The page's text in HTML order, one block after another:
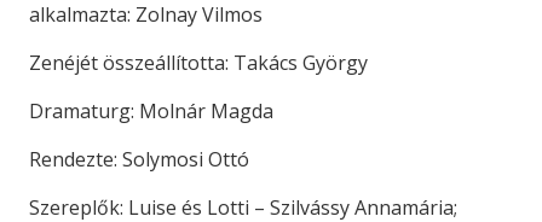
alkalmazta: Zolnay Vilmos
Zenéjét összeállította: Takács György
Dramaturg: Molnár Magda
Rendezte: Solymosi Ottó
Szereplők: Luise és Lotti – Szilvássy Annamária;